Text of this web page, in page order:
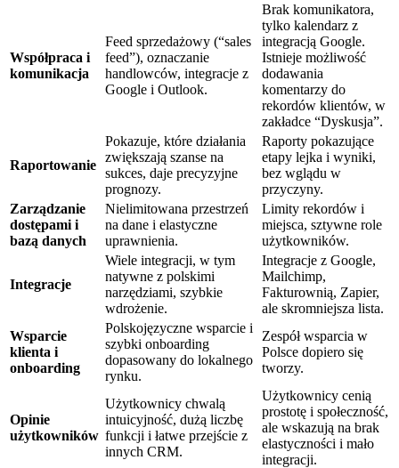
Współpraca i
komunikacja
Feed sprzedażowy (“sales
feed”), oznaczanie
handlowców, integracje z
Google i Outlook.
Brak komunikatora,
tylko kalendarz z
integracją Google.
Istnieje możliwość
dodawania
komentarzy do
rekordów klientów, w
zakładce “Dyskusja”.
Raportowanie
Pokazuje, które działania
zwiększają szanse na
sukces, daje precyzyjne
prognozy.
Raporty pokazujące
etapy lejka i wyniki,
bez wglądu w
przyczyny.
Zarządzanie
dostępami i
bazą danych
Nielimitowana przestrzeń
na dane i elastyczne
uprawnienia.
Limity rekordów i
miejsca, sztywne role
użytkowników.
Integracje
Wiele integracji, w tym
natywne z polskimi
narzędziami, szybkie
wdrożenie.
Integracje z Google,
Mailchimp,
Fakturownią, Zapier,
ale skromniejsza lista.
Wsparcie
klienta i
onboarding
Polskojęzyczne wsparcie i
szybki onboarding
dopasowany do lokalnego
rynku.
Zespół wsparcia w
Polsce dopiero się
tworzy.
Opinie
użytkowników
Użytkownicy chwalą
intuicyjność, dużą liczbę
funkcji i łatwe przejście z
innych CRM.
Użytkownicy cenią
prostotę i społeczność,
ale wskazują na brak
elastyczności i mało
integracji.